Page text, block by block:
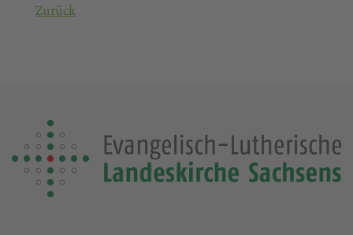
Zurück